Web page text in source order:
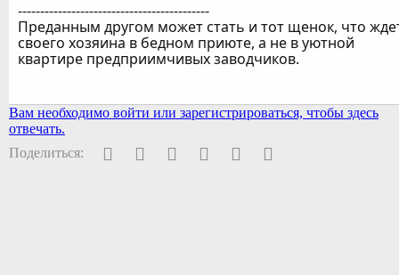
-------------------------------------------
Преданным другом может стать и тот щенок, что
своего хозяина в бедном приюте, а не в уютной
квартире предприимчивых заводчиков.
Вам необходимо войти или зарегистрироваться, чтобы здесь
отвечать.
Поделиться:
Facebook
Twitter PinterestWhatsAppЭлектронная почта